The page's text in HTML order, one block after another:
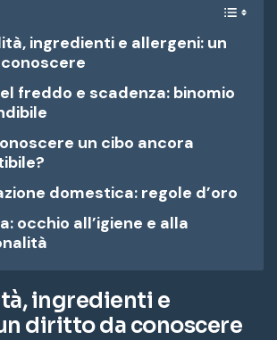
ingredienti e allergeni: un
freddo e scadenza: binomio
un cibo ancora
domestica: regole d’oro
occhio all’igiene e alla
ingredienti e
diritto da conoscere